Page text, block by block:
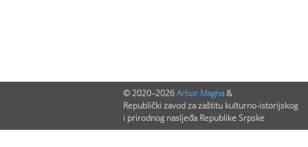
© 2020–2026Arbor Magna&
Republički zavod za zaštitu kulturno-istorijskog
i prirodnog nasljeđa Republike Srpske